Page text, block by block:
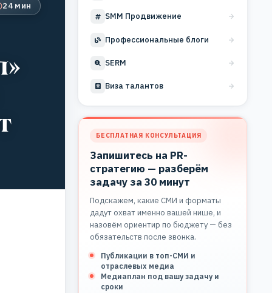
24 мин
SMM Продвижение
Профессиональные блоги
SERM
Виза талантов
БЕСПЛАТНАЯ КОНСУЛЬТАЦИЯ
Запишитесь на PR-
стратегию — разберём
задачу за 30 минут
Подскажем, какие СМИ и форматы
дадут охват именно вашей нише, и
назовём ориентир по бюджету — без
обязательств после звонка.
Публикации в топ-СМИ и
отраслевых медиа
Медиаплан под вашу задачу и
сроки